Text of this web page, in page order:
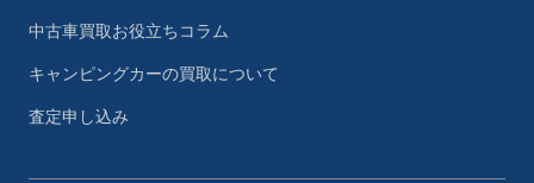
中古車買取お役立ちコラム
キャンピングカーの買取について
査定申し込み